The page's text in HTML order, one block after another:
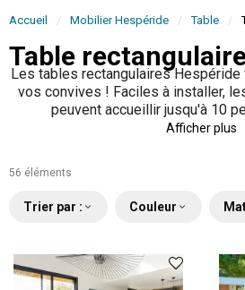
Accueil Mobilier Hespéride Table
Table
Les tables rectangulaires Hespéride
vos convives ! Faciles à installer,
peuvent accueillir jusqu'à 10
Afficher plus
56 éléments
Trier par : Couleur